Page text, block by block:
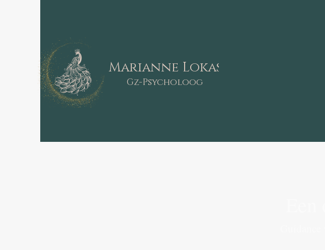
Marianne Lokas
Gz-Psycholoog